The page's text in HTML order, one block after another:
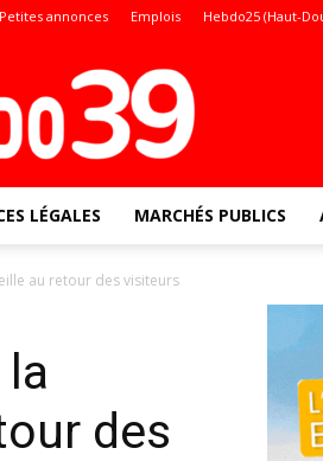
Petites annonces Emplois Hebdo25 (Haut-
LÉGALES MARCHÉS PUBLICS
au retour des visiteurs
des